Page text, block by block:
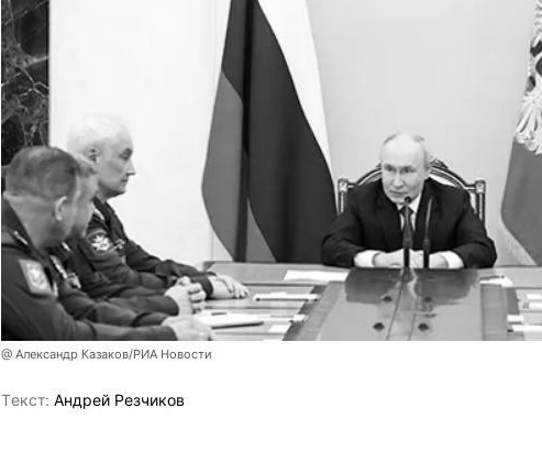
@ Александр Казаков/РИА Новости
Tекст: Андрей Резчиков